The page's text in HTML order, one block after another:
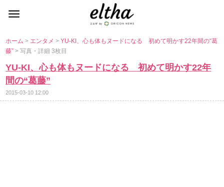
ホーム> エンタメ>YU-KI、心も体もヌードになる 初めて明かす22年間の“葛
藤”> 写真・詳細 3枚目
YU-KI、心も体もヌードになる 初めて明かす22年
間の“葛藤”
2015-03-10 12:00